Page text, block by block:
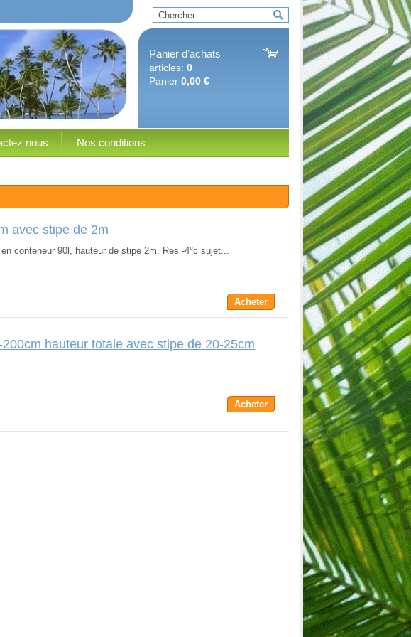
Panier dʼachats
articles: 0
Panier 0,00 €
nous Nos conditions
avec stipe de 2m
conteneur 90l, hauteur de stipe 2m. Res -4°c sujet...
Acheter
hauteur totale avec stipe de 20-25cm
Acheter